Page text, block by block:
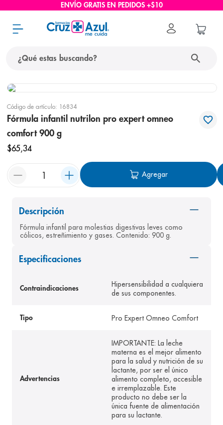
ENVÍO GRATIS EN PEDIDOS +$10
Código de artículo: 16834
Fórmula infantil nutrilon pro expert omneo
comfort 900 g
$65,34
Agregar
Descripción
Fórmula infantil para molestias digestivas leves como
cólicos, estreñimiento y gases. Contenido: 900 g.
Especificaciones
Contraindicaciones
Hipersensibilidad a cualquiera
de sus componentes.
Tipo Pro Expert Omneo Comfort
Advertencias
IMPORTANTE: La leche
materna es el mejor alimento
para la salud y nutrición de su
lactante, por ser el único
alimento completo, accesible
e irremplazable. Este
producto no debe ser la
única fuente de alimentación
para su lactante.
términos más buscados
protector solar
2. pañales
3.
4. cerave
shampoo
8. desodorante